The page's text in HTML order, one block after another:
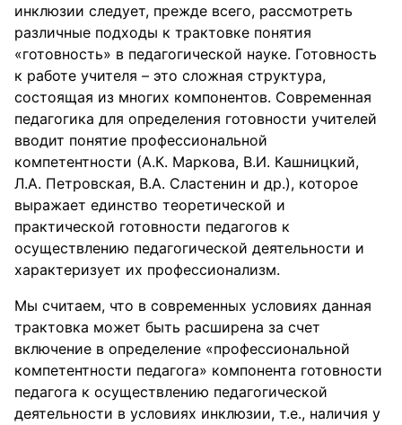
инклюзии следует, прежде всего, рассмотреть
различные подходы к трактовке понятия
«готовность» в педагогической науке. Готовность
к работе учителя – это сложная структура,
состоящая из многих компонентов. Современная
педагогика для определения готовности учителей
вводит понятие профессиональной
компетентности (А.К. Маркова, В.И. Кашницкий,
Л.А. Петровская, В.А. Сластенин и др.), которое
выражает единство теоретической и
практической готовности педагогов к
осуществлению педагогической деятельности и
характеризует их профессионализм.
Мы считаем, что в современных условиях данная
трактовка может быть расширена за счет
включение в определение «профессиональной
компетентности педагога» компонента готовности
педагога к осуществлению педагогической
деятельности в условиях инклюзии, т.е., наличия у